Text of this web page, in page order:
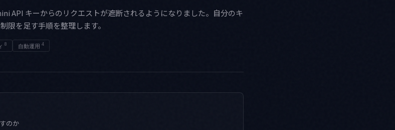
API キーからのリクエストが遮断されるようになりました。自分のキ
限を足す手順を整理します。
8 自動運用 4
のか